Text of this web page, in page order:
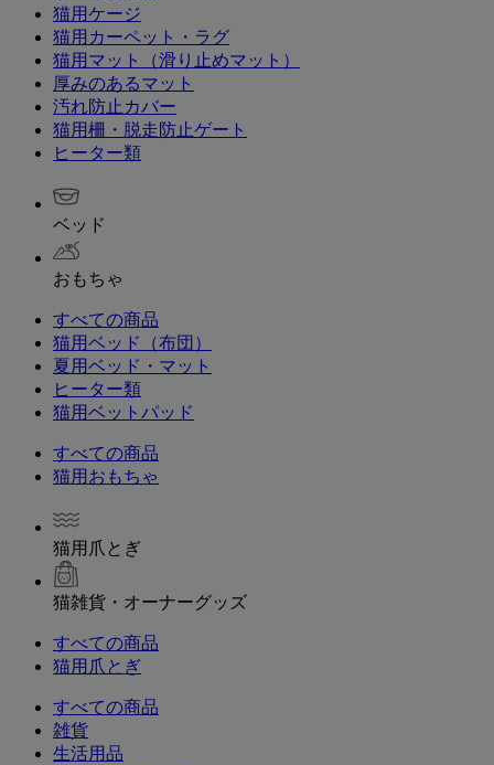
猫用ケージ
猫用カーペット・ラグ
猫用マット（滑り止めマット）
厚みのあるマット
汚れ防止カバー
猫用柵・脱走防止ゲート
ヒーター類
ベッド
おもちゃ
すべての商品
猫用ベッド（布団）
夏用ベッド・マット
ヒーター類
猫用ベットパッド
すべての商品
猫用おもちゃ
猫用爪とぎ
猫雑貨・オーナーグッズ
すべての商品
猫用爪とぎ
すべての商品
雑貨
生活用品